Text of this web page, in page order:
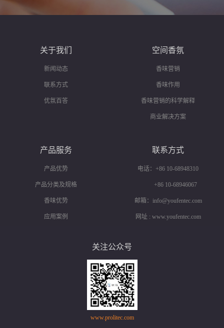
关于我们
新闻动态
联系方式
优氛百答
空间香氛
香味营销
香味作用
香味营销的科学解释
商业解决方案
产品服务
产品优势
产品分类及规格
香味优势
应用案例
联系方式
电话：+86 10-68948310
+86 10-68946067
邮箱：info@youfentec.com
网址 : www.youfentec.com
关注公众号
www.prolitec.com